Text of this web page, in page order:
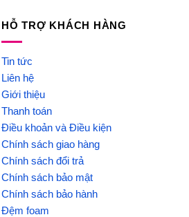
HỖ TRỢ KHÁCH HÀNG
Tin tức
Liên hệ
Giới thiệu
Thanh toán
Điều khoản và Điều kiện
Chính sách giao hàng
Chính sách đổi trả
Chính sách bảo mật
Chính sách bảo hành
Đệm foam